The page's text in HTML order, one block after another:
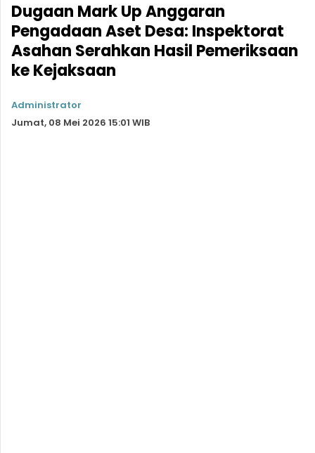
Dugaan Mark Up Anggaran
Pengadaan Aset Desa: Inspektorat
Asahan Serahkan Hasil Pemeriksaan
ke Kejaksaan
Administrator
Jumat, 08 Mei 2026 15:01 WIB